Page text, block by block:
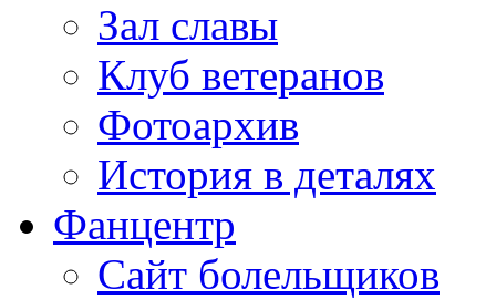
Зал славы
Клуб ветеранов
Фотоархив
История в деталях
Фанцентр
Сайт болельщиков